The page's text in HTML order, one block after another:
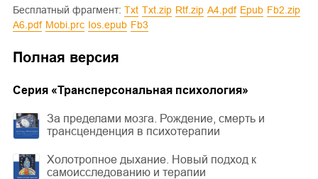
Бесплатный фрагмент:
txt txt.zip rtf.zip a4.pdf epub
fb2.zip
a6.pdf
mobi.prc ios.epub fb3
Полная версия
Cерия «Трансперсональная психология»
За пределами мозга. Рождение, смерть и
трансценденция в психотерапии
Холотропное дыхание. Новый подход к
самоисследованию и терапии